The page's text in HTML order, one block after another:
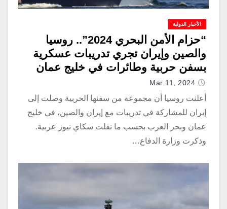
الأخبار الدولية
“حزام الأمن البحري 2024”.. روسيا
والصين وإيران تجري تدريبات عسكرية
بسفن حربية وطائرات في خليج عمان
Mar 11, 2024
أعلنت روسيا أن مجموعة من سفنها الحربية وصلت إلى
إيران للمشاركة في تدريبات مع إيران والصين، في خليج
عمان وبحر العرب بحسب ما نقلت سكاي نيوز عربية.
وذكرت وزارة الدفاع…